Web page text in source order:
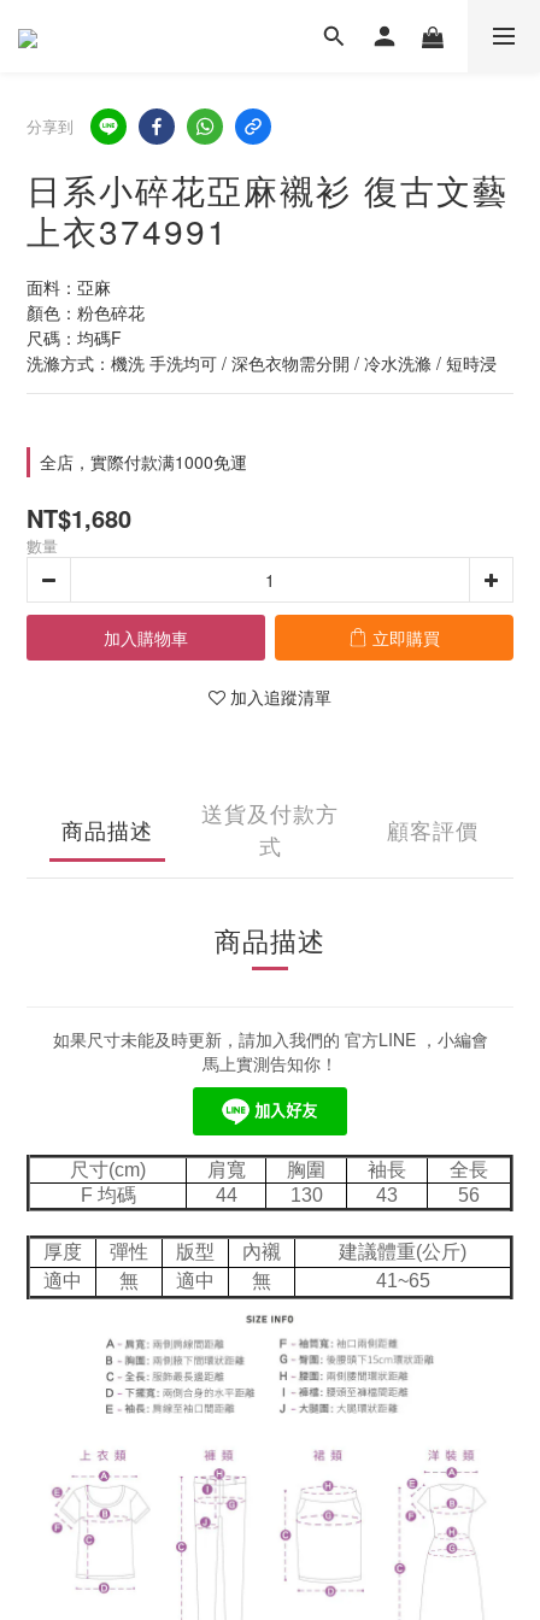
分享到
日系小碎花亞麻襯衫 復古文藝
上衣374991
面料：亞麻
顏色：粉色碎花
尺碼：均碼F
洗滌方式：機洗 手洗均可 / 深色衣物需分開 / 冷水洗滌 / 短時浸
全店，實際付款满1000免運
NT$1,680
數量
加入購物車 立即購買
加入追蹤清單
商品描述
送貨及付款方
式
顧客評價
商品描述
如果尺寸未能及時更新，請加入我們的 官方LINE ，小編會
馬上實測告知你！
尺寸(cm) 肩寬 胸圍 袖長
全長
F 均碼
44 130 43 56
厚度 彈性 版型 內襯
建議體重(公斤)
適中
無 適中 無 41~65